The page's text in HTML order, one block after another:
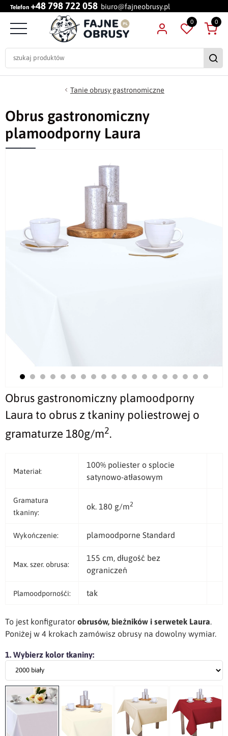
Telefon +48 798 722 058 biuro@fajneobrusy.pl
0 0
Tanie obrusy gastronomiczne
Obrus gastronomiczny
plamoodporny Laura
Obrus gastronomiczny plamoodporny
Laura to obrus z tkaniny poliestrowej o
gramaturze 180g/m2.
Materiał:
100% poliester o splocie
satynowo-atłasowym
Gramatura
tkaniny:
ok. 180 g/m2
Wykończenie: plamoodporne Standard
Max. szer. obrusa:
155 cm, długość bez
ograniczeń
Plamoodpornośći: tak
To jest konfigurator obrusów, bieżników i serwetek Laura
Poniżej w 4 krokach zamówisz obrusy na dowolny wymiar.
1. Wybierz kolor tkaniny: